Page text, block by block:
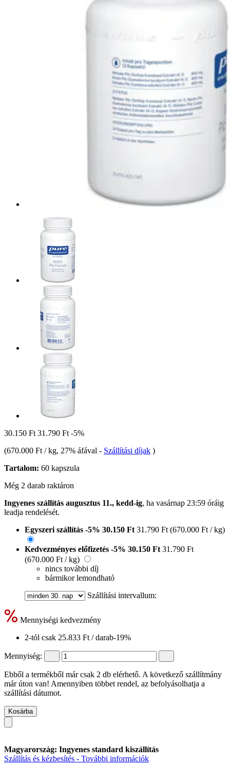
30.150 Ft 31.790 Ft -5%
(670.000 Ft / kg, 27% áfával - Szállítási díjak )
Tartalom: 60 kapszula
Még 2 darab raktáron
Ingyenes szállítás augusztus 11., kedd-ig, ha vasárnap 23:59 óráig
leadja rendelését.
Egyszeri szállítás -5% 30.150 Ft 31.790 Ft (670.000 Ft / kg)
Kedvezményes előfizetés -5% 30.150 Ft 31.790 Ft
(670.000 Ft / kg)
nincs további díj
bármikor lemondható
Szállítási intervallum:
Mennyiségi kedvezmény
2-tól csak 25.833 Ft / darab-19%
Mennyiség:
Ebből a termékből már csak 2 db elérhető. A következő szállítmány
már úton van! Amennyiben többet rendel, az befolyásolhatja a
szállítási dátumot.
Kosárba
Magyarország: Ingyenes standard kiszállítás
Szállítás és kézbesítés - További információk